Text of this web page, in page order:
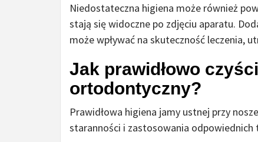
Niedostateczna higiena może również
stają się widoczne po zdjęciu aparatu.
może wpływać na skuteczność leczenia,
Jak prawidłowo
ortodontyczny?
Prawidłowa higiena jamy ustnej przy
staranności i zastosowania odpowiednich